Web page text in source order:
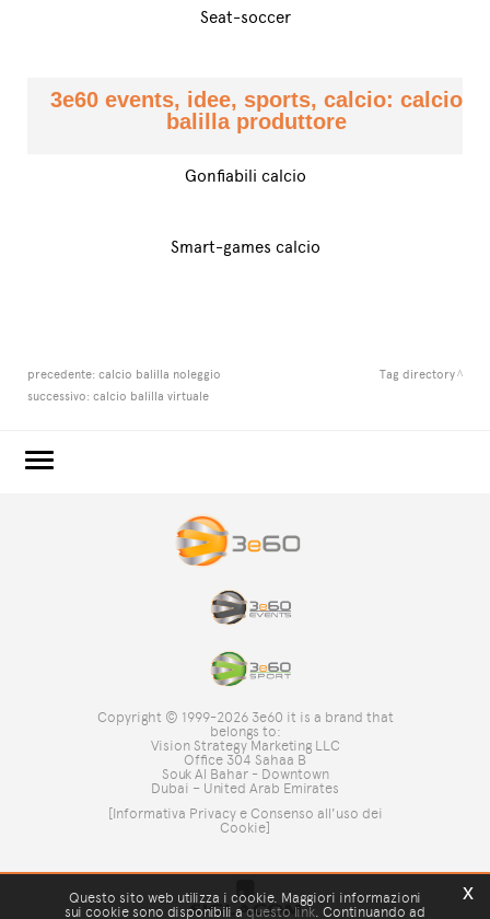
Seat-soccer
3e60 events, idee, sports, calcio: calcio
balilla produttore
Gonfiabili calcio
Smart-games calcio
precedente: calcio balilla noleggio
successivo: calcio balilla virtuale
Tag directory
Copyright © 1999-2026 3e60 it is a brand that
belongs to:
Vision Strategy Marketing LLC
Office 304 Sahaa B
Souk Al Bahar - Downtown
Dubai – United Arab Emirates
[Informativa Privacy e Consenso all'uso dei
Cookie]
x
Questo sito web utilizza i cookie. Maggiori informazioni
sui cookie sono disponibili a questo link. Continuando ad